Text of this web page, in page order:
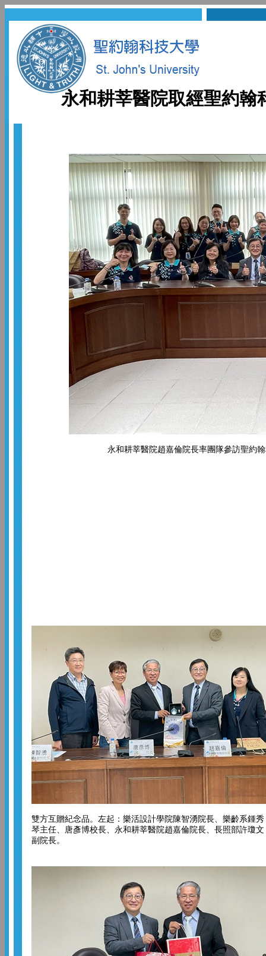
永和耕莘醫院取經聖約
永和耕莘醫院趙嘉倫院長率團隊參訪聖約
雙方互贈紀念品。左起：樂活設計學院陳智湧院長、樂齡系鍾秀
琴主任、唐彥博校長、永和耕莘醫院趙嘉倫院長、長照部許瓊文
副院長。